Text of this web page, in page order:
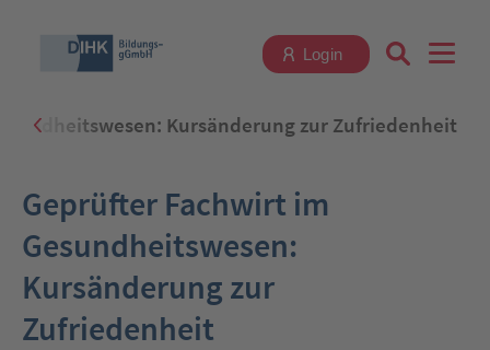
Login
Suchbegriff eingeben
Zum Login
Kursänderung zur Zufriedenheit
Geprüfter Fachwirt im
Gesundheitswesen:
Kursänderung zur
Zufriedenheit